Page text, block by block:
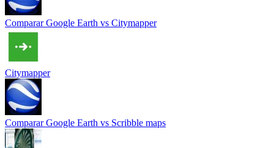
Comparar Google Earth vs Citymapper
Citymapper
Comparar Google Earth vs Scribble maps